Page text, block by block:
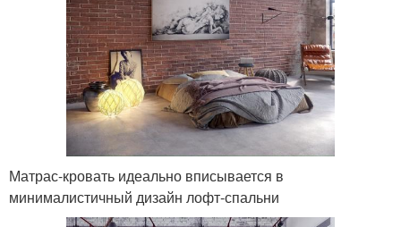
Матрас-кровать идеально вписывается в
минималистичный дизайн лофт-спальни